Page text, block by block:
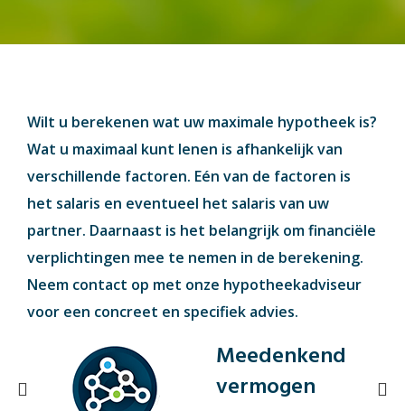
Wilt u berekenen wat uw maximale hypotheek is?
Wat u maximaal kunt lenen is afhankelijk van
verschillende factoren. Eén van de factoren is
het salaris en eventueel het salaris van uw
partner. Daarnaast is het belangrijk om financiële
verplichtingen mee te nemen in de berekening.
Neem contact op met onze hypotheekadviseur
voor een concreet en specifiek advies.
Meedenkend
vermogen